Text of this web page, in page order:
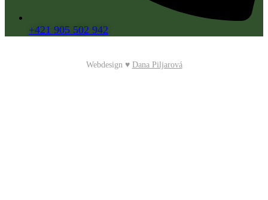
+421 905 502 942
Webdesign ♥ Dana Piljarová